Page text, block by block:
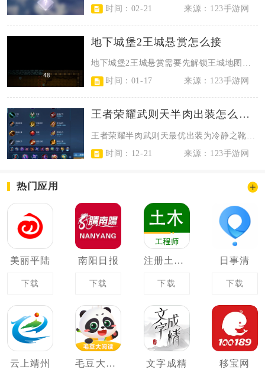
时间：02-21
来源：123手游网
地下城堡2王城悬赏怎么接
地下城堡2王城悬赏需要先解锁王城地图并达到指定进度，再前往王城城堡内的悬赏公...
时间：01-17
来源：123手游网
王者荣耀武则天半肉出装怎么搭配
时间：12-21
来源：123手游网
热门应用
美丽平陆
下载
南阳日报
下载
注册土木工程师百分题库
下载
日事清
下载
云上靖州 毛豆大阅读 文字成精 移宝网